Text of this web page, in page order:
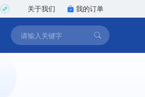
关于我们 我的订单